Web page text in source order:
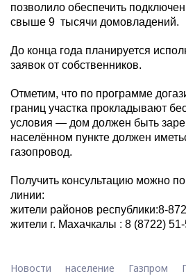
позволило обеспечить
свыше 9 тысячи домовладений.
До конца года планируется
заявок от собственников.
Отметим, что по программе
границ участка прокладывают
условия — дом должен быть
населённом пункте должен
газопровод.
Получить консультацию можно
линии:
жители районов республики:8-
жители г. Махачкалы : 8 (8722)
Новости население Газпром